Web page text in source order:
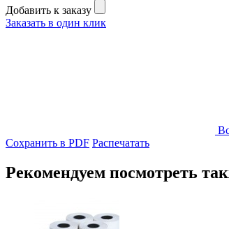
Добавить к заказу
Заказать в один клик
Сохранить в PDF Распечатать
Рекомендуем посмотреть